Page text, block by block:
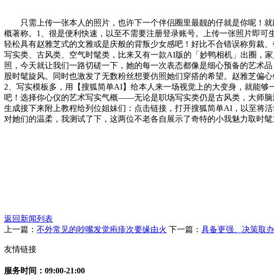
只需上传一张本人的照片，也许下一个伴侣圈里最靓的仔就是你呢！就
概著称。1、很是便利快速，以至不需要注册登录账号。上传一张照片即
轻松具有赵雅芝式的文雅或是庆般的背叛少女感吧！好比不合错误称剪裁
写实类、古风类、空气时髦类，比来又有一款AI版的「妙鸭相机」出圈，
照，今天就让我们一路切磋一下，她的每一次表态都像是细心预备的艺术
股时髦旋风。同时也激发了无数粉丝想要仿照她们穿搭的希望。赵雅芝偏
2、写实模板多，用【搜狐简单AI】给本人来一场视觉上的大变身，就能
吧！选择你心仪的艺术写实气概——无论是职场写实类仍是古风类，大师
生成接下来附上教程给列位姐妹们：点击链接，打开搜狐简单AI，以至将
对她们的温柔，我测试了下，这两位不老各自展示了奇特的小我魅力取时
返回新闻列表
上一篇： 不外常见的吵嘴发觉疱疹次要缘由火 下一篇： 具备更强、决策取
友情链接
服务时间：09:00-21:00